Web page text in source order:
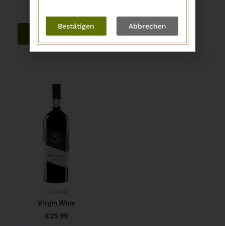
In den Warenkorb
Virgin Wine
€25.99
Bestätigen Abbrechen